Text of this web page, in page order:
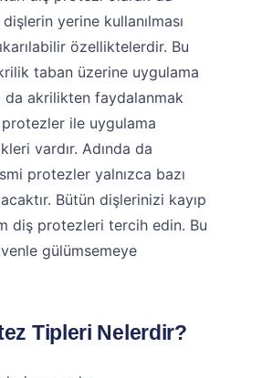
yerine kullanılması
özelliktelerdir. Bu
taban üzerine uygulama
da akrilikten faydalanmak
protezler ile uygulama
vardır. Adında da
protezler yalnızca bazı
Bütün dişlerinizi kayıp
diş protezleri tercih edin. Bu
gülümsemeye
Tipleri Nelerdir?